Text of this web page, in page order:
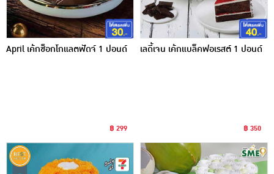
April เค้กช็อกโกแลตฟัดจ์ 1 ปอนด์
฿ 299
เลดี้เจน เค้กแบล็คฟอเรสต์ 1 ปอนด์
฿ 350